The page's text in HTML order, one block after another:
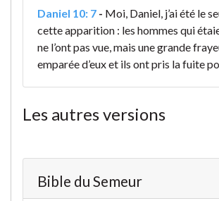
Daniel 10: 7 - Moi, Daniel, j’ai été le
cette apparition : les hommes qui
ne l’ont pas vue, mais une grande
emparée d’eux et ils ont pris la fuite
Les autres versions
Bible du Semeur